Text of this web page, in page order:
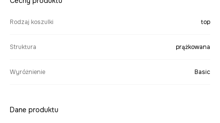
Rodzaj koszulki top
Struktura prążkowana
Wyróżnienie Basic
Dane produktu